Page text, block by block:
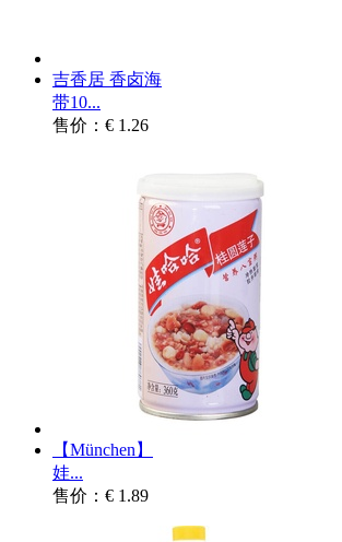
吉香居 香卤海
带10...
售价：€ 1.26
【München】
娃...
售价：€ 1.89